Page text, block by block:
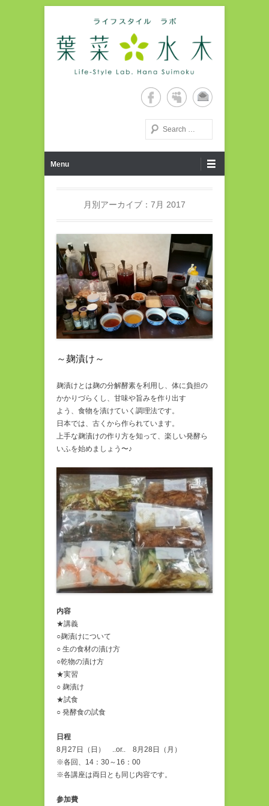
ライフスタイルラボ・葉菜水
木ホームページ
検索する
Menu
月別アーカイブ： 7月 2017
～麹漬け～
麹漬けとは麹の分解酵素を利用し、体に負担の
かかりづらくし、甘味や旨みを作り出す
よう、食物を漬けていく調理法です。
日本では、古くから作られています。
上手な麹漬けの作り方を知って、楽しい発酵ら
いふを始めましょう〜♪
内容
★講義
○麹漬けについて
○ 生の食材の漬け方
○乾物の漬け方
★実習
○ 麹漬け
★試食
○ 発酵食の試食
日程
8月27日（日） ..or.. 8月28日（月）
※各回、14：30～16：00
※各講座は両日とも同じ内容です。
参加費